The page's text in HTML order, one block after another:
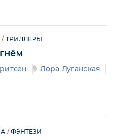
/ ТРИЛЛЕРЫ
Лора Луганская
/ФЭНТЕЗИ